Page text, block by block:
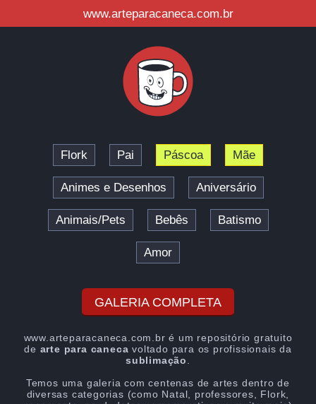
www.arteparacaneca.com.br
Flork Pai Páscoa Mãe
Animes e Desenhos Aniversário
Animais/Pets Bebês Batismo
Amor
GALERIA COMPLETA
www.arteparacaneca.com.br é um repositório gratuito
de arte para caneca voltado para os profissionais da
sublimação
Temos uma galeria com centenas de artes dentro de
diversas categorias (como Natal, professores, Flork,